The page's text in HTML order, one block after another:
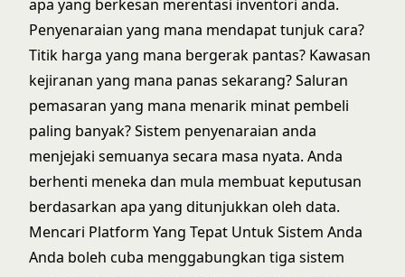
apa yang berkesan merentasi inventori anda.
Penyenaraian yang mana mendapat tunjuk cara?
Titik harga yang mana bergerak pantas? Kawasan
kejiranan yang mana panas sekarang? Saluran
pemasaran yang mana menarik minat pembeli
paling banyak? Sistem penyenaraian anda
menjejaki semuanya secara masa nyata. Anda
berhenti meneka dan mula membuat keputusan
berdasarkan apa yang ditunjukkan oleh data.
Mencari Platform Yang Tepat Untuk Sistem Anda
Anda boleh cuba menggabungkan tiga sistem